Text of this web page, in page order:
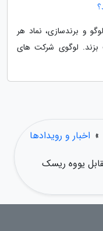
و برندسازی، نماد هر
لوگوی شرکت های
» اخبار و رویدادها
یووه ریسک